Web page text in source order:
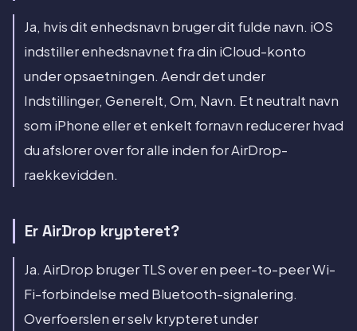
Ja, hvis dit enhedsnavn bruger dit fulde navn. iOS
indstiller enhedsnavnet fra din iCloud-konto
under opsaetningen. Aendr det under
Indstillinger, Generelt, Om, Navn. Et neutralt navn
som iPhone eller et enkelt fornavn reducerer hvad
du afslorer over for alle inden for AirDrop-
raekkevidden.
Er AirDrop krypteret?
Ja. AirDrop bruger TLS over en peer-to-peer Wi-
Fi-forbindelse med Bluetooth-signalering.
Overfoerslen er selv krypteret under